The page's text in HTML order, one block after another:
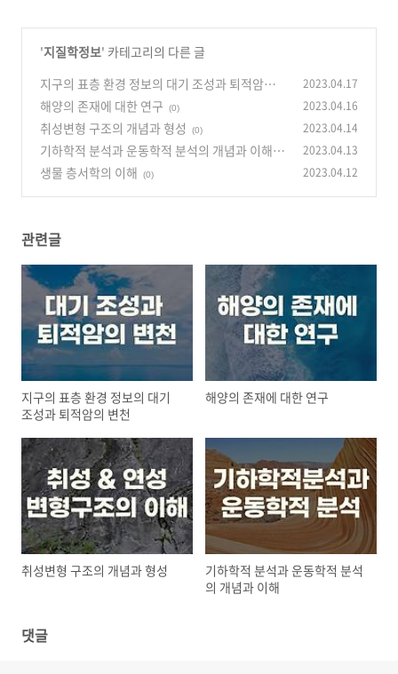
'지질학정보' 카테고리의 다른 글
지구의 표층 환경 정보의 대기 조성과 퇴적암의
변천 (0)
2023.04.17
해양의 존재에 대한 연구 (0) 2023.04.16
취성변형 구조의 개념과 형성 (0) 2023.04.14
기하학적 분석과 운동학적 분석의 개념과 이해
(0)
2023.04.13
생물 층서학의 이해 (0) 2023.04.12
관련글
지구의 표층 환경 정보의 대기
조성과 퇴적암의 변천
해양의 존재에 대한 연구
취성변형 구조의 개념과 형성
기하학적 분석과 운동학적 분석
의 개념과 이해
댓글